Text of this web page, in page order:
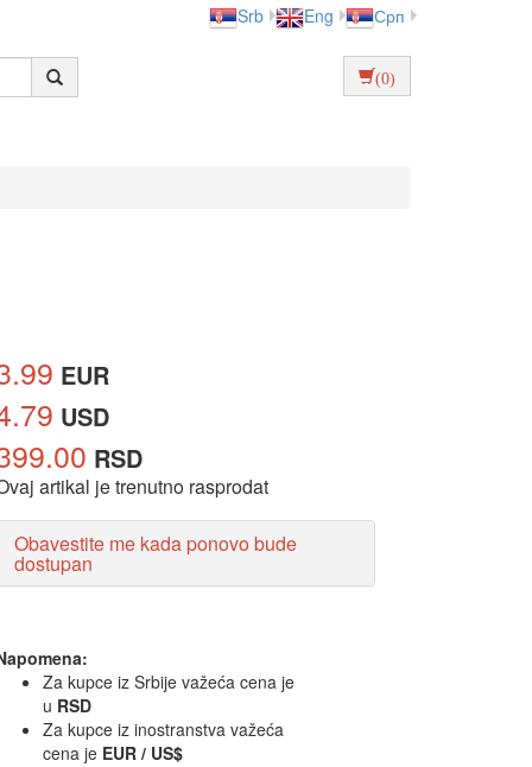
Srb Eng Срп
(0)
EUR
USD
RSD
artikal je trenutno rasprodat
Obavestite me kada ponovo bude
dostupan
Za kupce iz Srbije važeća cena je
u RSD
Za kupce iz inostranstva važeća
cena je EUR / US$